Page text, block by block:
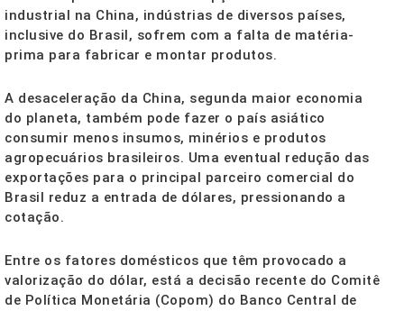
industrial na China, indústrias de diversos países,
inclusive do Brasil, sofrem com a falta de matéria-
prima para fabricar e montar produtos.
A desaceleração da China, segunda maior economia
do planeta, também pode fazer o país asiático
consumir menos insumos, minérios e produtos
agropecuários brasileiros. Uma eventual redução das
exportações para o principal parceiro comercial do
Brasil reduz a entrada de dólares, pressionando a
cotação.
Entre os fatores domésticos que têm provocado a
valorização do dólar, está a decisão recente do Comitê
de Política Monetária (Copom) do Banco Central de